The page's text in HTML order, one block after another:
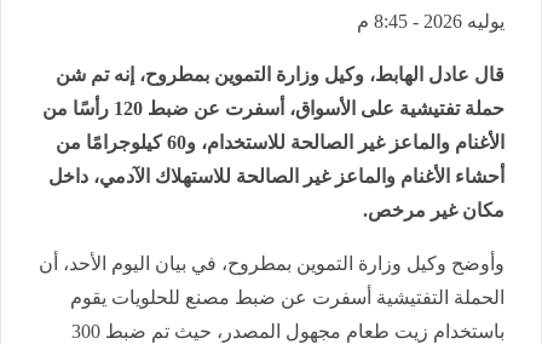
يوليه 2026 - 8:45 م
قال عادل الهابط، وكيل وزارة التموين بمطروح، إنه تم شن
حملة تفتيشية على الأسواق، أسفرت عن ضبط 120 رأسًا من
الأغنام والماعز غير الصالحة للاستخدام، و60 كيلوجرامًا من
أحشاء الأغنام والماعز غير الصالحة للاستهلاك الآدمي، داخل
مكان غير مرخص.
وأوضح وكيل وزارة التموين بمطروح، في بيان اليوم الأحد، أن
الحملة التفتيشية أسفرت عن ضبط مصنع للحلويات يقوم
باستخدام زيت طعام مجهول المصدر، حيث تم ضبط 300